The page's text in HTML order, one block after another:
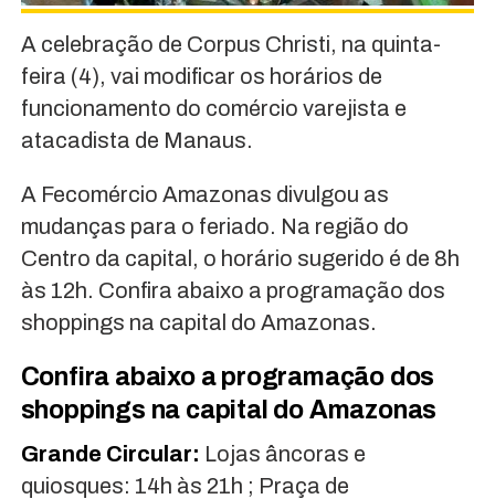
A celebração de Corpus Christi, na quinta-
feira (4), vai modificar os horários de
funcionamento do comércio varejista e
atacadista de Manaus.
A Fecomércio Amazonas divulgou as
mudanças para o feriado. Na região do
Centro da capital, o horário sugerido é de 8h
às 12h. Confira abaixo a programação dos
shoppings na capital do Amazonas.
Confira abaixo a programação dos
shoppings na capital do Amazonas
Grande Circular: Lojas âncoras e
quiosques: 14h às 21h ; Praça de